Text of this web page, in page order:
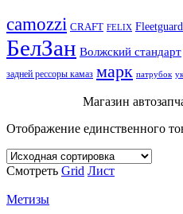
camozzi CRAFT FELIX Fleetguard
БелЗан Волжский стандарт
задней рессоры камаз марк патрубок
Магазин
Отображение единственного
Смотреть Grid Лист
Метизы